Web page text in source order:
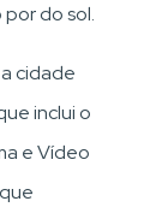
do sol.
cidade
inclui o
e Vídeo